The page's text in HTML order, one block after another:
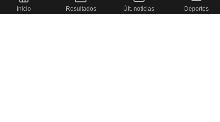
Inicio Resultados Últ. noticias Deportes